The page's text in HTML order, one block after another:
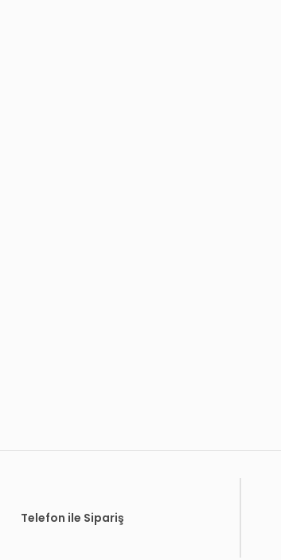
Telefon ile Sipariş